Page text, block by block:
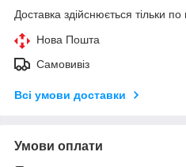
Доставка здійснюється тільки по
Нова Пошта
Самовивіз
Всі умови доставки
Умови оплати